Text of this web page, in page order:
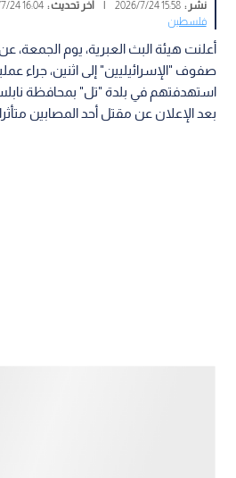
نشر :15:58 2026/7/24
| آخر تحديث :16:04 2026/7/24
فلسطين
أعلنت هيئة البث العبرية، يوم الجمعة،
صفوف "الإسرائيليين" إلى اثنين، جراء
استهدفتهم في بلدة "تل" بمحافظة
بعد الإعلان عن مقتل أحد المصابين متأثرا